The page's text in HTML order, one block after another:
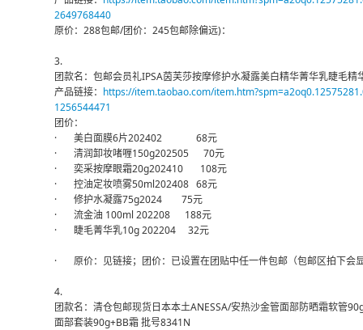
2649768440
原价：288包邮/团价：245包邮除偏远)：
3.
团款名：包邮会员礼IPSA茵芙莎按摩修护水凝露美白精华菁华乳睫毛精
产品链接： https://item.taobao.com/
1256544471
团价：
· 美白面膜6片202402 68元
· 清润卸妆啫喱150g202505 70元
· 奕采按摩眼霜20g202410 108元
· 控油定妆喷雾50ml202408 68元
· 修护水凝露75g2024 75元
· 流金油 100ml 202208 188元
· 睫毛菁华乳10g 202204 32元
· 原价：见链接；团价：已设置在团贴中任一件包邮（包邮区拍下会
4.
团款名：清仓包邮现货日本本土ANESSA/安热沙金管面部防晒霜软管
面部套装90g+BB霜 批号8341N